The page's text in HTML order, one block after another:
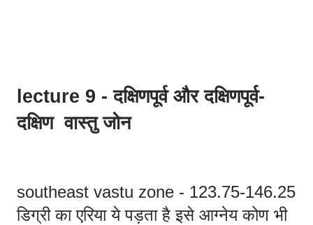
lecture 9 - दक्षिणपूर्व और दक्षिणपूर्व-
दक्षिण  वास्तु जोन
southeast vastu zone - 123.75-146.25
डिग्री का एरिया ये पड़ता है इसे आग्नेय कोण भी